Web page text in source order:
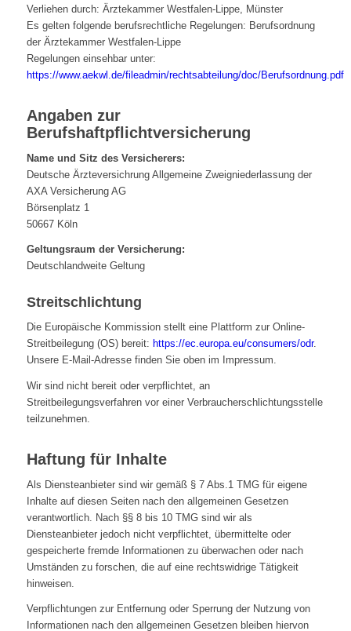
Verliehen durch: Ärztekammer Westfalen-Lippe, Münster
Es gelten folgende berufsrechtliche Regelungen: Berufsordnung
der Ärztekammer Westfalen-Lippe
Regelungen einsehbar unter:
https://www.aekwl.de/fileadmin/rechtsabteilung/doc/Berufsordnung.pdf
Angaben zur
Berufshaftpflichtversicherung
Name und Sitz des Versicherers:
Deutsche Ärzteversichrung Allgemeine Zweigniederlassung der
AXA Versicherung AG
Börsenplatz 1
50667 Köln
Geltungsraum der Versicherung:
Deutschlandweite Geltung
Streitschlichtung
Die Europäische Kommission stellt eine Plattform zur Online-
Streitbeilegung (OS) bereit: https://ec.europa.eu/consumers/odr.
Unsere E-Mail-Adresse finden Sie oben im Impressum.
Wir sind nicht bereit oder verpflichtet, an
Streitbeilegungsverfahren vor einer Verbraucherschlichtungsstelle
teilzunehmen.
Haftung für Inhalte
Als Diensteanbieter sind wir gemäß § 7 Abs.1 TMG für eigene
Inhalte auf diesen Seiten nach den allgemeinen Gesetzen
verantwortlich. Nach §§ 8 bis 10 TMG sind wir als
Diensteanbieter jedoch nicht verpflichtet, übermittelte oder
gespeicherte fremde Informationen zu überwachen oder nach
Umständen zu forschen, die auf eine rechtswidrige Tätigkeit
hinweisen.
Verpflichtungen zur Entfernung oder Sperrung der Nutzung von
Informationen nach den allgemeinen Gesetzen bleiben hiervon